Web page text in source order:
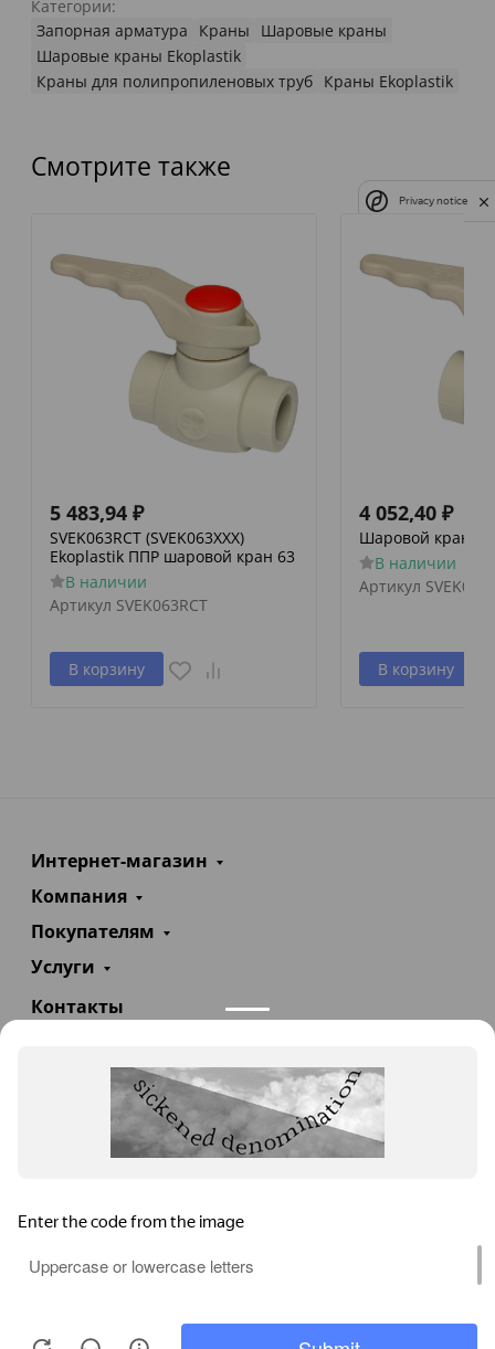
Категории:
Запорная арматура
Краны
Шаровые краны
Шаровые краны Ekoplastik
Краны для полипропиленовых труб Краны Ekoplastik
Смотрите также
5 483,94 ₽
SVEK063RCT (SVEK063XXX)
Ekoplastik ППР шаровой кран 63
В наличии
Артикул SVEK063RCT
В корзину
4 052,40 ₽
Шаровой кран
В наличии
Артикул
В корзину
Интернет-магазин
Компания
Покупателям
Услуги
Контакты
info@teploexpert.com
Пн—Сб 09:00 – 18:00
TeploExpert.com © 2008 - 2026 Оборудование для
систем отопления, водоснабжения, канализации
Privacy notice